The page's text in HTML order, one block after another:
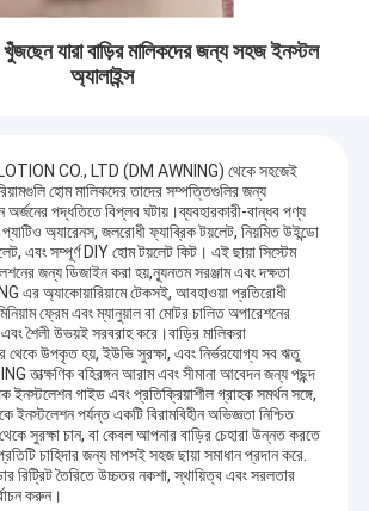
খুঁজছেন যারা বাড়ির মালিকদের জন্য সহজ ইনস্টল
অ্যালাইন্স
CO., LTD (DM AWNING) থেকে সহজেই
হোম মালিকদের তাদের সম্পত্তিগুলির জন্য
অর্জনের পদ্ধতিতে বিপ্লব ঘটায়।ব্যবহারকারী-বান্ধব পণ্য
অ্যারেনস, জলরোধী ফ্যাব্রিক টয়লেট, নিয়মিত উইন্ডো
এবং সম্পূর্ণ DIY হোম টয়লেট কিট। এই ছায়া সিস্টেম
জন্য ডিজাইন করা হয়,ন্যূনতম সরঞ্জাম এবং দক্ষতা
এর অ্যাকোয়ারিয়ামে টেকসই, আবহাওয়া প্রতিরোধী
ফ্রেম এবং ম্যানুয়াল বা মোটর চালিত অপারেশনের
এবং শৈলী উভয়ই সরবরাহ করে।বাড়ির মালিকরা
থেকে উপকৃত হয়, ইউভি সুরক্ষা, এবং নির্ভরযোগ্য সব ঋতু
তাত্ক্ষণিক বহিরঙ্গন আরাম এবং সীমানা আবেদন জন্য পছন্দ
ইনস্টলেশন গাইড এবং প্রতিক্রিয়াশীল গ্রাহক সমর্থন সঙ্গে,
পর্যন্ত একটি বিরামবিহীন অভিজ্ঞতা নিশ্চিত
সুরক্ষা চান, বা কেবল আপনার বাড়ির চেহারা উন্নত করতে
চাহিদার জন্য মাপসই সহজ ছায়া সমাধান প্রদান করে.
তৈরিতে উচ্চতর নকশা, স্থায়িত্ব এবং সরলতার
করুন।